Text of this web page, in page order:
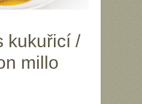
kukuřicí /
millo